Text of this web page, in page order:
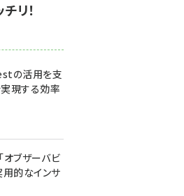
リ！
の活用を支
現する効率
オブザーバビ
用的なインサ